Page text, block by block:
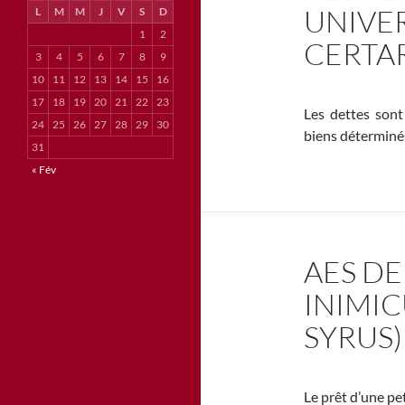
Les dettes
biens
AES
SYRUS)
Le prêt d’une
L M M J V S
D
1
2
3
4 5 6 7 8
9
10
11 12 13 14 15
16
17
18 19 20 21 22 23
24 25 26 27 28 29
30
31
« Fév